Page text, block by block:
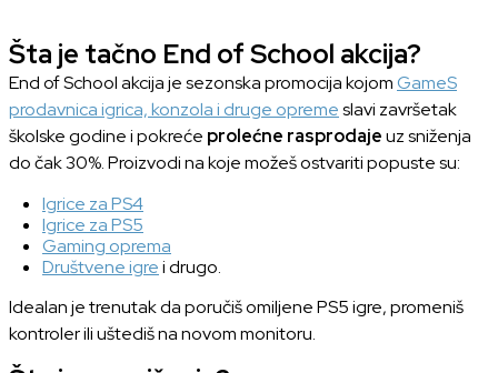
Šta je tačno End of School akcija?
End of School akcija je sezonska promocija kojomGameS
prodavnica igrica, konzola i druge opremeslavi završetak
školske godine i pokreće prolećne rasprodajeuz sniženja
do čak 30%. Proizvodi na koje možeš ostvariti popuste su:
Igrice za PS4
Igrice za PS5
Gaming oprema
Društvene igrei drugo.
Idealan je trenutak da poručiš omiljene PS5 igre, promeniš
kontroler ili uštediš na novom monitoru.